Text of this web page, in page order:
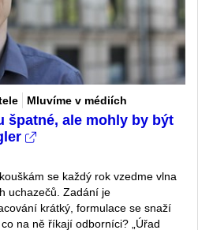
Mluvíme v médiích
špatné, ale mohly by být
se každý rok vzedme vlna
uchazečů. Zadání je
krátký, formulace se snaží
na ně říkají odborníci? „Úřad